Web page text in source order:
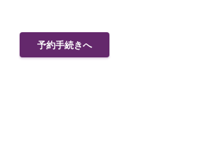
予約手続きへ